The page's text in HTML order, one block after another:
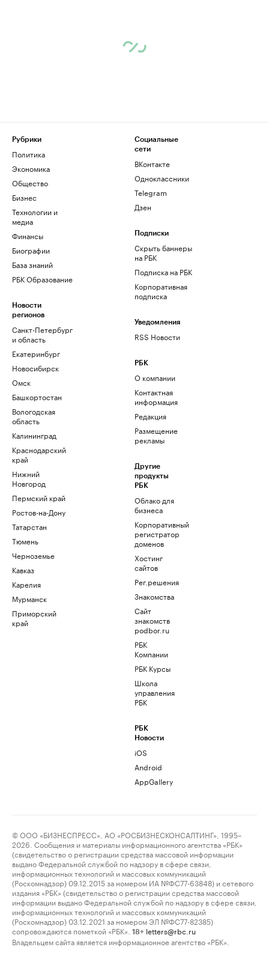
Рубрики
Политика
Экономика
Общество
Бизнес
Технологии и
медиа
Финансы
Биографии
База знаний
РБК Образование
Новости
регионов
Санкт-Петербург
и область
Екатеринбург
Новосибирск
Омск
Башкортостан
Вологодская
область
Калининград
Краснодарский
край
Нижний
Новгород
Пермский край
Ростов-на-Дону
Татарстан
Тюмень
Черноземье
Кавказ
Карелия
Мурманск
Приморский
край
Социальные
сети
ВКонтакте
Одноклассники
Telegram
Дзен
Подписки
Скрыть баннеры
на РБК
Подписка на РБК
Корпоративная
подписка
Уведомления
RSS Новости
РБК
О компании
Контактная
информация
Редакция
Размещение
рекламы
Другие
продукты
РБК
Облако для
бизнеса
Корпоративный
регистратор
доменов
Хостинг
сайтов
Рег.решения
Знакомства
Сайт
знакомств
podbor.ru
РБК
Компании
РБК Курсы
Школа
управления
РБК
РБК
Новости
iOS
Android
AppGallery
© ООО «БИЗНЕСПРЕСС», АО «РОСБИЗНЕСКОНСАЛТИНГ», 1995–
2026. Сообщения и материалы информационного агентства «РБК»
(свидетельство о регистрации средства массовой информации
выдано Федеральной службой по надзору в сфере связи,
информационных технологий и массовых коммуникаций
(Роскомнадзор) 09.12.2015 за номером ИА №ФС77-63848) и сетевого
издания «РБК» (свидетельство о регистрации средства массовой
информации выдано Федеральной службой по надзору в сфере связи,
информационных технологий и массовых коммуникаций
(Роскомнадзор) 03.12.2021 за номером ЭЛ №ФС77-82385)
сопровождаются пометкой «РБК».
18+ letters@rbc.ru
Владельцем сайта является информационное агентство «РБК».